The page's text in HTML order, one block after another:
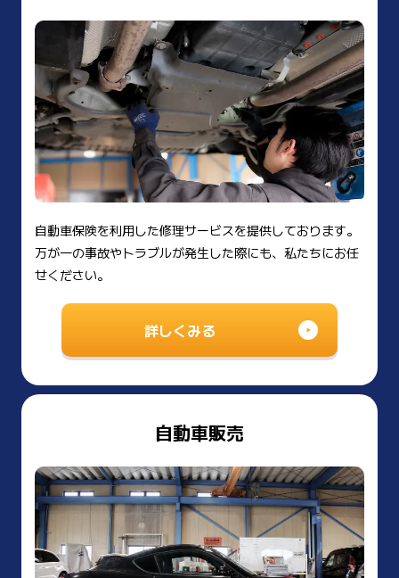
自動車保険を利用した修理サービスを提供しております。
万が一の事故やトラブルが発生した際にも、私たちにお任
せください。
詳しくみる
自動車販売